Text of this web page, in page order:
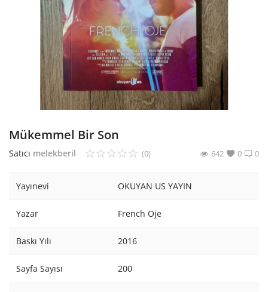
Çocuk Kitapları
Araştırma - Tarih
Din Tasavvuf
Mükemmel Bir Son
Satıcı melekberil 0
(0) 0
642
Yayınevi OKUYAN US YAYIN
Yazar French Oje
Baskı Yılı 2016
Sayfa Sayısı 200